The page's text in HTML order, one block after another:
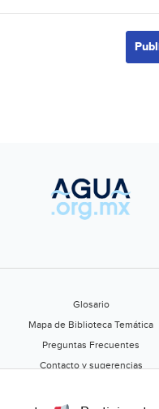
Glosario
Mapa de Biblioteca Temática
Preguntas Frecuentes
Contacto y sugerencias
Califica este portal